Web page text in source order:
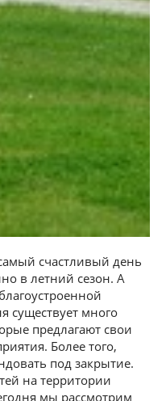
счастливый день
в летний сезон. А
существует много
предлагают свои
Более того,
под закрытие.
на территории
мы рассмотрим